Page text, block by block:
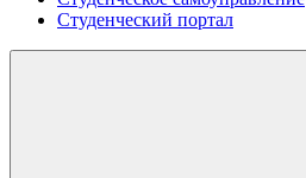
Студенческий портал